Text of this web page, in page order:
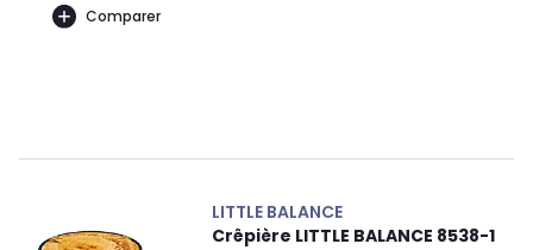
Comparer
LITTLE BALANCE
Crêpière LITTLE BALANCE 8538-1